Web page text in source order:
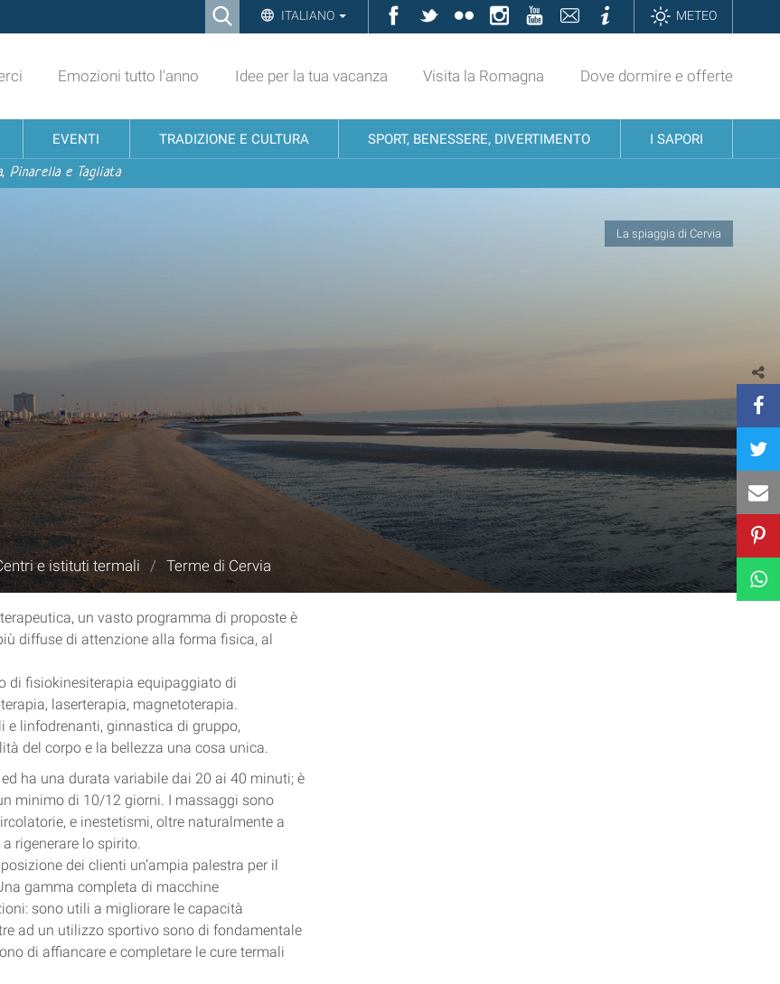
Ricerca ITALIANO Facebook
TwitterFlickrInstagramYouTubeContattiInformazioniMETEO
Emozioni tutto l'anno Idee per la tua vacanza Visita la Romagna Dove dormire e offerte
EVENTI TRADIZIONE E CULTURA SPORT, BENESSERE, DIVERTIMENTO I SAPORI
Pinarella e Tagliata
La spiaggia di Cervia
e istituti termali / Terme di Cervia
un vasto programma di proposte è
diffuse di attenzione alla forma fisica, al
di fisiokinesiterapia equipaggiato di
laserterapia, magnetoterapia.
e linfodrenanti, ginnastica di gruppo,
del corpo e la bellezza una cosa unica.
ha una durata variabile dai 20 ai 40 minuti; è
minimo di 10/12 giorni. I massaggi sono
e inestetismi, oltre naturalmente a
rigenerare lo spirito.
dei clienti un’ampia palestra per il
gamma completa di macchine
sono utili a migliorare le capacità
ad un utilizzo sportivo sono di fondamentale
di affiancare e completare le cure termali